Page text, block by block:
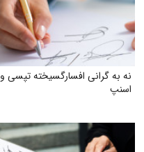
نه به گرانی افسارگسیخته تپسی و
اسنپ